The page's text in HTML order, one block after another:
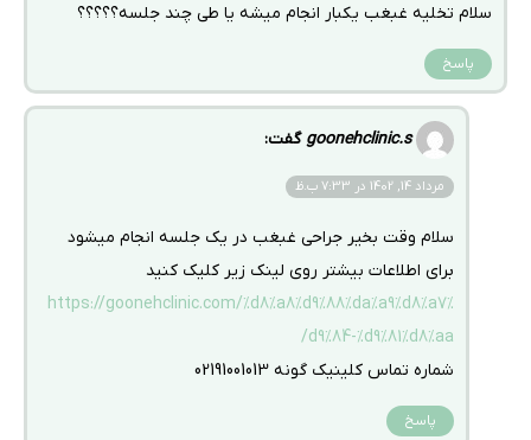
سلام تخلیه غبغب یکبار انجام میشه یا طی چند جلسه؟؟؟؟؟
پاسخ
goonehclinic.s گفت:
مرداد 14, 1402 در 7:33 ب.ظ
سلام وقت بخیر جراحی غبغب در یک جلسه انجام میشود
برای اطلاعات بیشتر روی لینک زیر کلیک کنید
https://goonehclinic.com/%d8%a8%d9%88%da%a9%d8%a7%
d9%84-%d9%81%d8%aa/
شماره تماس کلینیک گونه 02191001013
پاسخ